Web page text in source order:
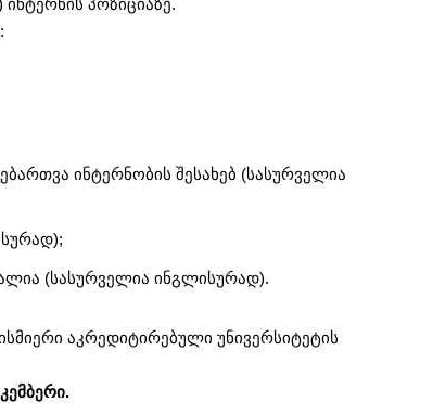
ინტერნობის შესახებ (სასურველია
(სასურველია ინგლისურად).
აკრედიტირებული უნივერსიტეტის